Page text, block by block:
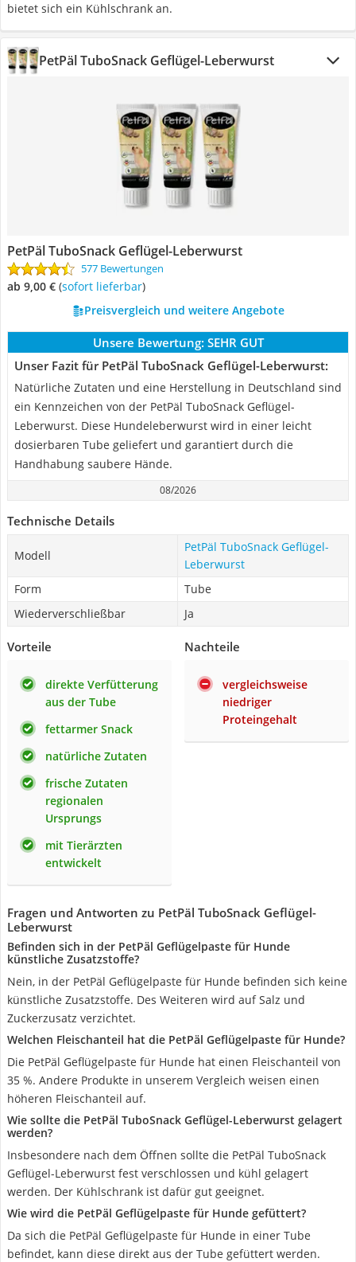
bietet sich ein Kühlschrank an.
PetPäl TuboSnack Geflügel-Leberwurst
PetPäl TuboSnack Geflügel-Leberwurst
577 Bewertungen
ab 9,00 € ( Sofort lieferbar)
Preisvergleich und weitere Angebote
Unsere Bewertung: SEHR GUT
Unser Fazit für PetPäl TuboSnack Geflügel-Leberwurst:
Natürliche Zutaten und eine Herstellung in Deutschland sind
ein Kennzeichen von der PetPäl TuboSnack Geflügel-
Leberwurst. Diese Hundeleberwurst wird in einer leicht
dosierbaren Tube geliefert und garantiert durch die
Handhabung saubere Hände.
08/2026
Technische Details
Modell
PetPäl TuboSnack Geflügel-
Leberwurst
Form
Tube
Wiederverschließbar
Ja
Vorteile
direkte Verfütterung
aus der Tube
fettarmer Snack
natürliche Zutaten
frische Zutaten
regionalen
Ursprungs
mit Tierärzten
entwickelt
Nachteile
vergleichsweise
niedriger
Proteingehalt
Fragen und Antworten zu PetPäl TuboSnack Geflügel-
Leberwurst
Befinden sich in der PetPäl Geflügelpaste für Hunde
künstliche Zusatzstoffe?
Nein, in der PetPäl Geflügelpaste für Hunde befinden sich keine
künstliche Zusatzstoffe. Des Weiteren wird auf Salz und
Zuckerzusatz verzichtet.
Welchen Fleischanteil hat die PetPäl Geflügelpaste für Hunde?
Die PetPäl Geflügelpaste für Hunde hat einen Fleischanteil von
35 %. Andere Produkte in unserem Vergleich weisen einen
höheren Fleischanteil auf.
Wie sollte die PetPäl TuboSnack Geflügel-Leberwurst gelagert
werden?
Insbesondere nach dem Öffnen sollte die PetPäl TuboSnack
Geflügel-Leberwurst fest verschlossen und kühl gelagert
werden. Der Kühlschrank ist dafür gut geeignet.
Wie wird die PetPäl Geflügelpaste für Hunde gefüttert?
Da sich die PetPäl Geflügelpaste für Hunde in einer Tube
befindet, kann diese direkt aus der Tube gefüttert werden.